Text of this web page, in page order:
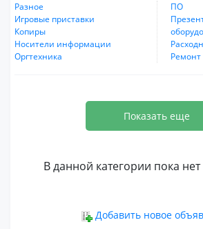
Разное
Игровые приставки
Копиры
Носители информации
Оргтехника
ПО
Показать еще
В данной категории пока
Добавить новое